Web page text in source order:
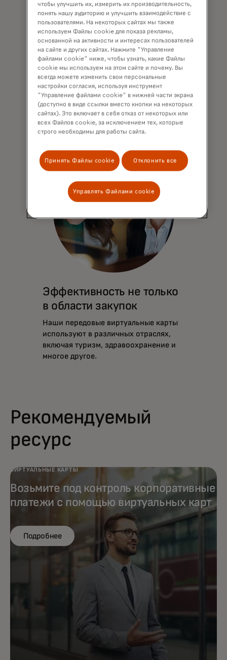
Интеграция платежей в
популярные платформы
Более 30 партнеров в области
корпоративного программного
обеспечения, включая 4 ведущих
мировых лидера в области SaaS и
облачных приложений для закупок.
Эффективность не только
в области закупок
Наши передовые виртуальные карты
используют в различных отраслях,
включая туризм, здравоохранение и
многое другое.
Рекомендуемый
ресурс
ВИРТУАЛЬНЫЕ КАРТЫ
Возьмите под контроль корпоративные
платежи с помощью виртуальных карт
Подробнее
чтобы улучшить их, измерить их производительность,
понять нашу аудиторию и улучшить взаимодействие с
пользователями. На некоторых сайтах мы также
используем Файлы cookie для показа рекламы,
основанной на активности и интересах пользователей
на сайте и других сайтах. Нажмите "Управление
файлами cookie" ниже, чтобы узнать, какие Файлы
cookie мы используем на этом сайте и почему. Вы
всегда можете изменить свои персональные
настройки согласия, используя инструмент
"Управление файлами cookie" в нижней части экрана
(доступно в виде ссылки вместо кнопки на некоторых
сайтах). Это включает в себя отказ от некоторых или
всех Файлов cookie, за исключением тех, которые
строго необходимы для работы сайта.
Принять Файлы cookie Отклонить все
Управлять Файлами cookie